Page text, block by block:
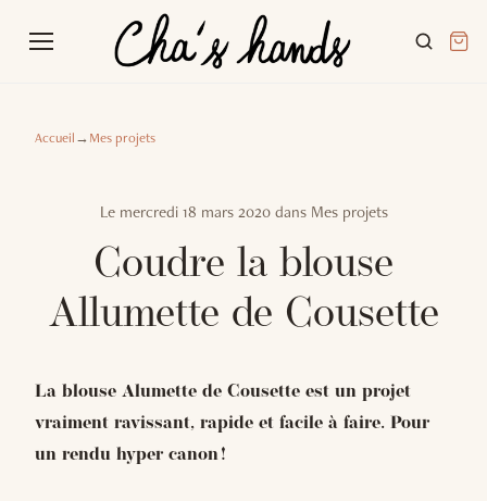
Accueil→Mes projets
Le mercredi 18 mars 2020dans Mes projets
Coudre la blouse
Allumette de Cousette
La blouse Alumette de Cousette est un projet
vraiment ravissant, rapide et facile à faire. Pour
un rendu hyper canon !